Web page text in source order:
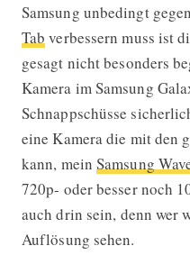
Samsung unbedingt
Tab verbessern muss ist
gesagt nicht besonders
Kamera im Samsung
Schnappschüsse
eine Kamera die mit den
kann, meinSamsung
720p- oder besser noch
auch drin sein, denn wer
Auflösung sehen.